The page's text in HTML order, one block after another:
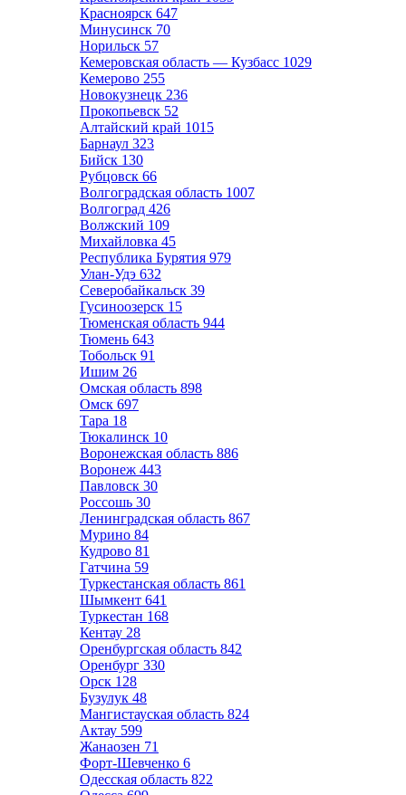
Красноярск 647
Минусинск 70
Норильск 57
Кемеровская область — Кузбасс 1029
Кемерово 255
Новокузнецк 236
Прокопьевск 52
Алтайский край 1015
Барнаул 323
Бийск 130
Рубцовск 66
Волгоградская область 1007
Волгоград 426
Волжский 109
Михайловка 45
Республика Бурятия 979
Улан-Удэ 632
Северобайкальск 39
Гусиноозерск 15
Тюменская область 944
Тюмень 643
Тобольск 91
Ишим 26
Омская область 898
Омск 697
Тара 18
Тюкалинск 10
Воронежская область 886
Воронеж 443
Павловск 30
Россошь 30
Ленинградская область 867
Мурино 84
Кудрово 81
Гатчина 59
Туркестанская область 861
Шымкент 641
Туркестан 168
Кентау 28
Оренбургская область 842
Оренбург 330
Орск 128
Бузулук 48
Мангистауская область 824
Актау 599
Жанаозен 71
Форт-Шевченко 6
Одесская область 822